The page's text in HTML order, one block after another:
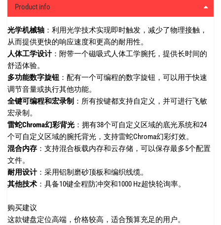
Product info
光学机械轴 ：利用光学技术实现即时触发，减少了物理接触，
从而提供更快的响应速度和更高的耐用性。
人体工学设计：附带一个磁吸式人体工学腕托，提供长时间的
舒适体验。
多功能数字旋钮 ：配有一个可编程的数字旋钮，可以用于快速
调节音量或执行其他功能。
全键可编程和宏录制 ：所有按键都支持自定义，并可进行飞敏
宏录制。
雷蛇Chroma幻彩背光 ：拥有38个可自定义区域的底光系统和24
个可自定义区域的腕托背光，支持雷蛇Chroma幻彩灯效。
混合内存 ：支持混合板载内存和云存储，可以保存最多5个配置
文件。
耐用设计：采用铝制磨砂顶板和编织线缆。
其他技术 ：具备10键全程防冲突和1000 Hz超快轮询率。
购买建议
这款键盘定位高端，价格较高，适合预算充足的用户。